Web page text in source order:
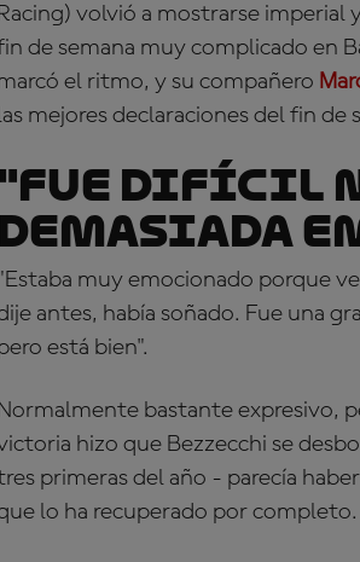
volvió a mostrarse imperial
de semana muy complicado en
el ritmo, y su compañero
mejores declaraciones del fin de
difícil
demasiada
muy emocionado porque
antes, había soñado. Fue una
está bien".
bastante expresivo,
hizo que Bezzecchi se
primeras del año - parecía
lo ha recuperado por completo.